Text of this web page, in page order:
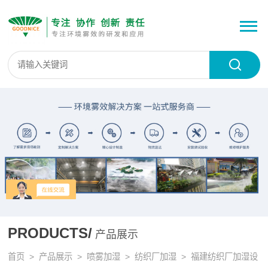
PRODUCTS/ 产品展示
首页 > 产品展示 > 喷雾加湿 >纺织厂加湿 > 福建纺织厂加湿设